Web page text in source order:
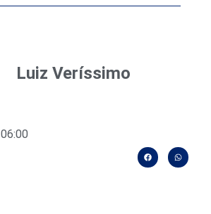
Luiz Veríssimo
06:00